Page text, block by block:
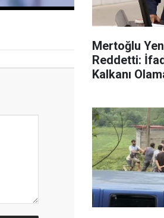
Mertoğlu
Reddetti:
Kalkanı